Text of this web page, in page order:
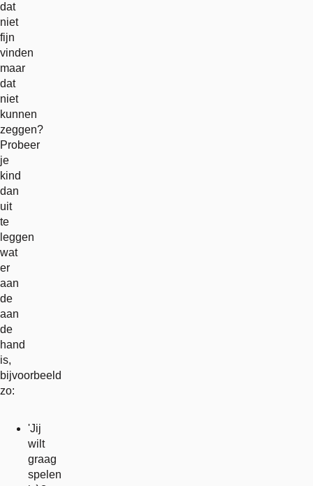
dat
niet
fijn
vinden
maar
dat
niet
kunnen
zeggen?
Probeer
je
kind
dan
uit
te
leggen
wat
er
aan
de
aan
de
hand
is,
bijvoorbeeld
zo:
'Jij
wilt
graag
spelen